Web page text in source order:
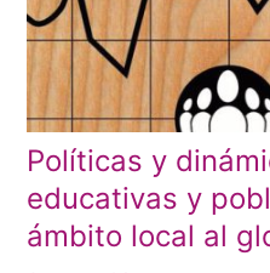
Políticas y
educativas y
ámbito local al